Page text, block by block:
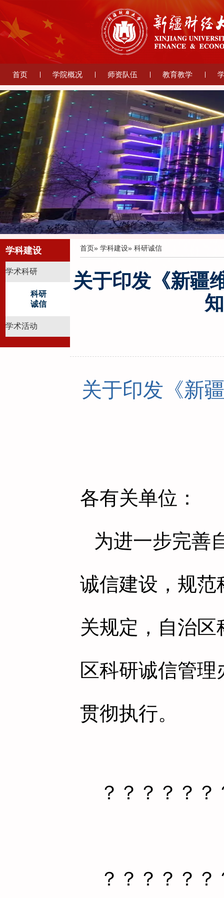
首页 学院概况 师资队伍 教育教学
学科建设
学术科研
科研
诚信
学术活动
首页» 学科建设» 科研诚信
关于印发《新疆
关于印发《新
各有关单位：
为进一步完善
诚信建设，规范
关规定，自治
区科研诚信管
贯彻执行。
？？？？？
？？？？？